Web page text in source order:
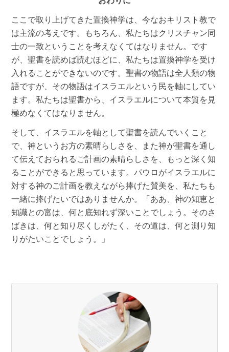
ここで取り上げてきた置換神学は、今なおキリスト教で
は主流の考えです。もちろん、私たちはクリスチャン同
士の一致ということを考えなくてはなりません。です
が、聖書を読めば読むほどに、私たちは置換神学を受け
入れることができないのです。聖書の物語は全人類の物
語ですが、その物語はイスラエルという民を軸にしてい
ます。私たちは聖書から、イスラエルについて本質を見
極めなくてはなりません。
そして、イスラエルを軸として聖書を読んでいくこと
で、神というお方の素晴らしさを、また神が聖書を通し
て伝えておられるご計画の素晴らしさを、もっと深く知
ることができると思っています。パウロがイスラエルに
対する神のご計画を教えながら捧げた賛美を、私たちも
一緒に捧げたいではありませんか。「ああ、神の知恵と
知識との富は、何と底知れず深いことでしょう。そのさ
ばきは、何と知り尽くしがたく、その道は、何と測り知
りがたいことでしょう。」